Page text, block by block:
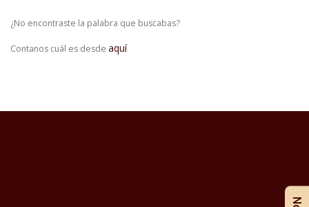
¿No encontraste la palabra que buscabas?
Contanos cuál es desde aquí